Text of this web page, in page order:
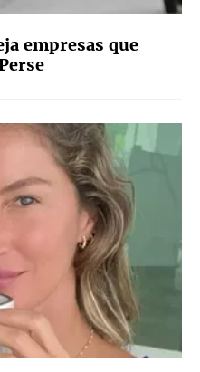
empresas que